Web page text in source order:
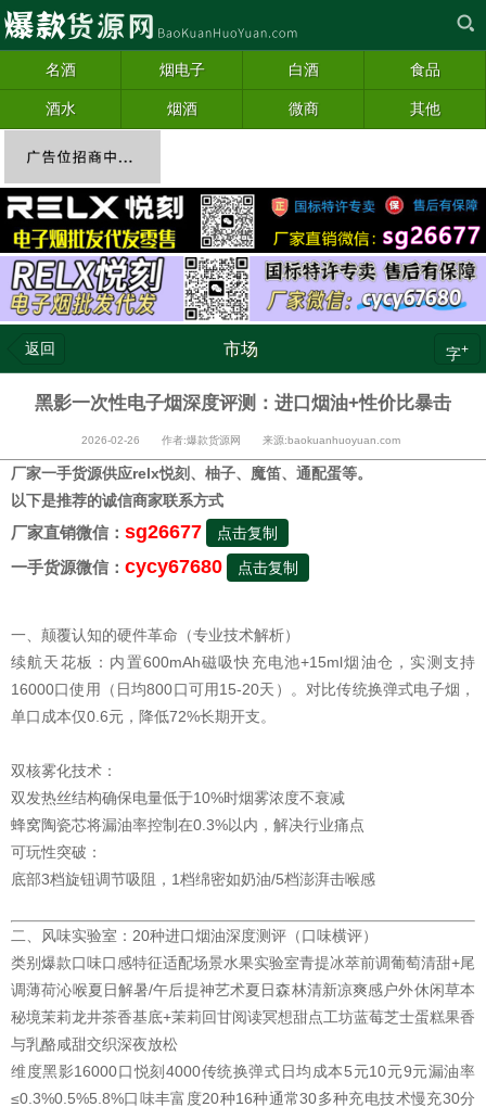
名酒 烟电子 白酒 食品
酒水 烟酒 微商 其他
返回 市场 字+
黑影一次性电子烟深度评测：进口烟油+性价比暴击
2026-02-26 作者:爆款货源网 来源:baokuanhuoyuan.com
厂家一手货源供应relx悦刻、柚子、魔笛、通配蛋等。
以下是推荐的诚信商家联系方式
厂家直销微信： sg26677 点击复制
一手货源微信： cycy67680 点击复制
一、颠覆认知的硬件革命（专业技术解析）
续航天花板：内置600mAh磁吸快充电池+15ml烟油仓，实测支持
16000口使用（日均800口可用15-20天）。对比传统换弹式电子烟，
单口成本仅0.6元，降低72%长期开支。
双核雾化技术：
双发热丝结构确保电量低于10%时烟雾浓度不衰减
蜂窝陶瓷芯将漏油率控制在0.3%以内，解决行业痛点
可玩性突破：
底部3档旋钮调节吸阻，1档绵密如奶油/5档澎湃击喉感
二、风味实验室：20种进口烟油深度测评（口味横评）
类别爆款口味口感特征适配场景水果实验室青提冰萃前调葡萄清甜+尾
调薄荷沁喉夏日解暑/午后提神艺术夏日森林清新凉爽感户外休闲草本
秘境茉莉龙井茶香基底+茉莉回甘阅读冥想甜点工坊蓝莓芝士蛋糕果香
与乳酪咸甜交织深夜放松
维度黑影16000口悦刻4000传统换弹式日均成本5元10元9元漏油率
≤0.3%0.5%5.8%口味丰富度20种16种通常30多种充电技术慢充30分